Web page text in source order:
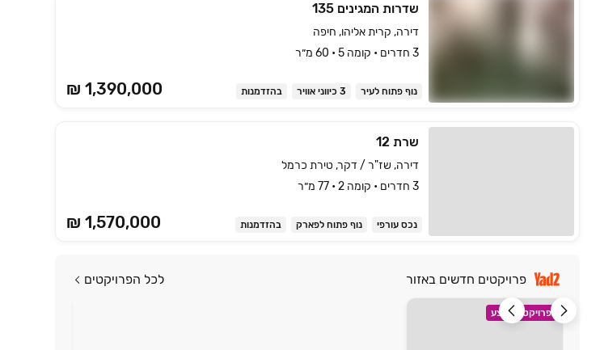
₪ 1,390,000
שדרות המגינים 135
דירה, קרית אליהו, חיפה
3 חדרים • קומה ‎5‏ • 60 מ״ר
נוף פתוח לעיר 3 כיווני אוויר בהזדמנות
₪ 1,570,000
שרת 12
דירה, שז"ר / דקר, טירת כרמל
3 חדרים • קומה ‎2‏ • 77 מ״ר
נכס עורפי נוף פתוח לפארק בהזדמנות
פרויקטים חדשים באזור לכל הפרויקטים
פרויקט במבצע